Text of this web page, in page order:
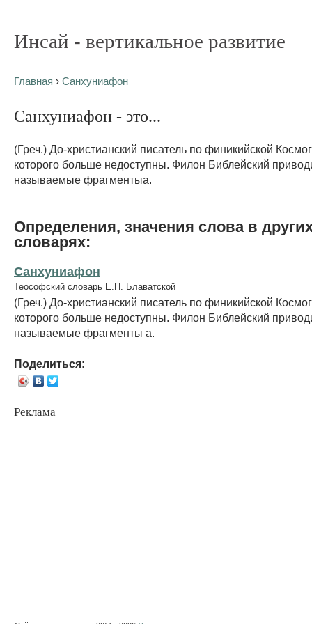
Инсай - вертикальное развитие
Главная › Санхуниафон
Санхуниафон - это...
(Греч.) До-христианский писатель по финикийской
которого больше недоступны. Филон Библейский
называемые фрагментыа.
Определения, значения слова в
словарях:
Санхуниафон
Теософский словарь Е.П. Блаватской
(Греч.) До-христианский писатель по финикийской
которого больше недоступны. Филон Библейский
называемые фрагменты а.
Поделиться:
Реклама